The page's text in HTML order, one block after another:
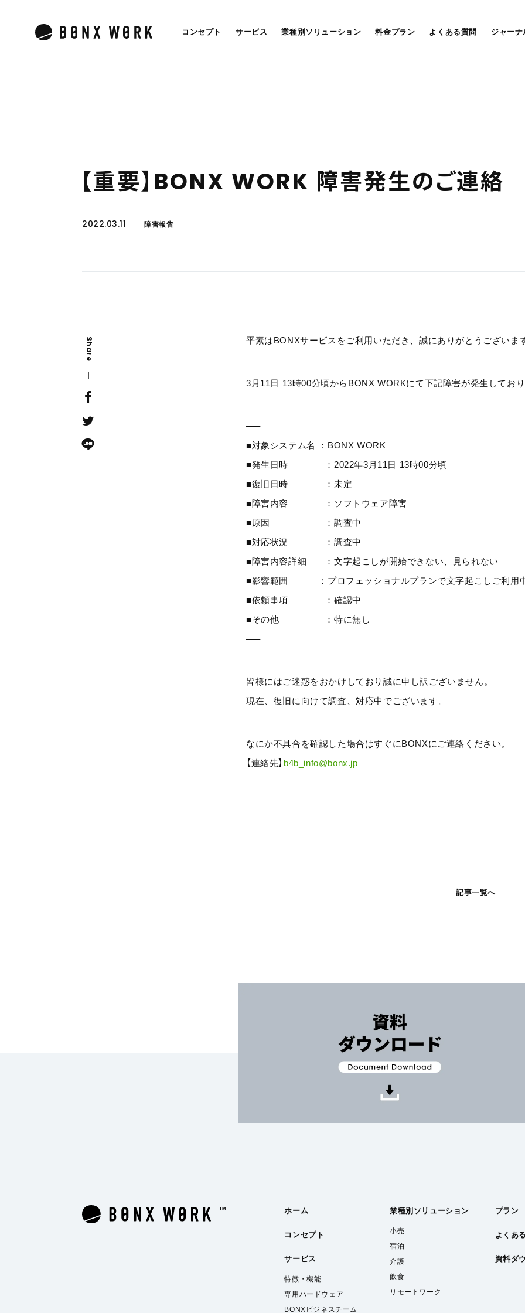
コンセプト サービス 業種別ソリューション 料金プラン よくある質問 ジャーナ
【重要】 BONX WORK 障害発生のご連絡
2022.03.11 障害報告
Share 平素はBONXサービスをご利用いただき、誠にありがとうございま
3月11日 13時00分頃からBONX WORKにて下記障害が発生しており
—–
■対象システム名 ：BONX WORK
■発生日時 ：2022年3月11日 13時00分頃
■復旧日時 ：未定
■障害内容 ：ソフトウェア障害
■原因 ：調査中
■対応状況 ：調査中
■障害内容詳細 ：文字起こしが開始できない、見られない
■影響範囲 ：プロフェッショナルプランで文字起こしご利用
■依頼事項 ：確認中
■その他 ：特に無し
—–
皆様にはご迷惑をおかけしており誠に申し訳ございません。
現在、復旧に向けて調査、対応中でございます。
なにか不具合を確認した場合はすぐにBONXにご連絡ください。
【連絡先】 b4b_info@bonx.jp
記事一覧へ
ホーム
コンセプト
サービス
特徴・機能
専用ハードウェア
BONXビジネスチーム
業種別 ソリューション
小売
宿泊
介護
飲食
リモートワーク
プラン
よくあ
資料ダ